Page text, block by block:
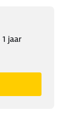
jaar